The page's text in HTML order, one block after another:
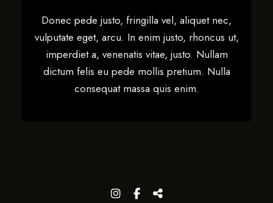
Donec pede justo, fringilla vel, aliquet nec,
vulputate eget, arcu. In enim justo, rhoncus ut,
imperdiet a, venenatis vitae, justo. Nullam
dictum felis eu pede mollis pretium. Nulla
consequat massa quis enim.